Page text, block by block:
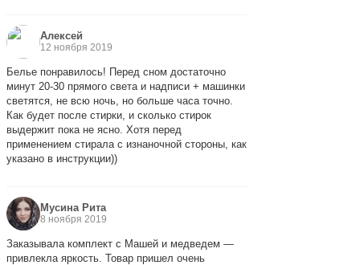
Алексей
12 ноября 2019
Белье понравилось! Перед сном достаточно
минут 20-30 прямого света и надписи + машинки
светятся, не всю ночь, но больше часа точно.
Как будет после стирки, и сколько стирок
выдержит пока не ясно. Хотя перед
применением стирала с изнаночной стороны, как
указано в инструкции))
Мусина Рита
8 ноября 2019
Заказывала комплект с Машей и медведем —
привлекла яркость. Товар пришел очень